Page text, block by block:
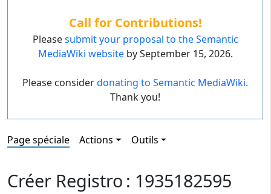
Call for Contributions!
Pleasesubmit your proposal to the Semantic
MediaWiki websiteby September 15, 2026.
Please considerdonating to Semantic MediaWiki.
Thank you!
Page spéciale Actions Outils
Créer Registro : 1935182595